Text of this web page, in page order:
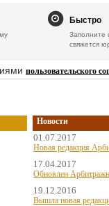
Быстро
Заполните
свяжется
пользовательского
Новости
01.07.2017
Новая редакция
17.04.2017
Обновлен
19.12.2016
Вышла новая